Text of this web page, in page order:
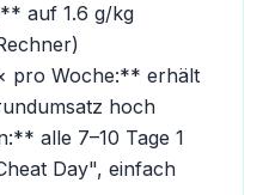
auf 1.6 g/kg
pro Woche:** erhält
hoch
alle 7–10 Tage 1
Day", einfach